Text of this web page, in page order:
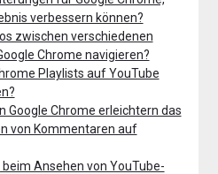
verbessern können?
zwischen verschiedenen
Chrome navigieren?
Playlists auf YouTube
Google Chrome erleichtern das
von Kommentaren auf
Ansehen von YouTube-